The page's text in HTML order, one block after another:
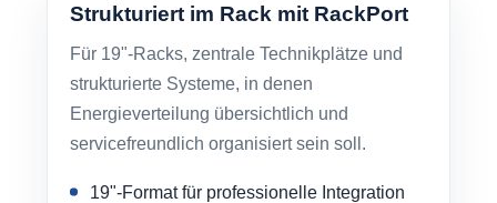
Strukturiert im Rack mit RackPort
Für 19"-Racks, zentrale Technikplätze und
strukturierte Systeme, in denen
Energieverteilung übersichtlich und
servicefreundlich organisiert sein soll.
19"-Format für professionelle Integration